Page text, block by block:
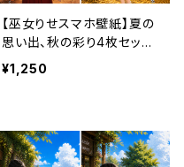
【巫女りせスマホ壁紙】夏の
思い出、秋の彩り4枚セット
〈カレンダーなし・3ヶ月利用
コード付き〉
¥1,250